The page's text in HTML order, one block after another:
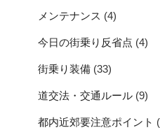
メンテナンス (4)
今日の街乗り反省点 (4)
街乗り装備 (33)
道交法・交通ルール (9)
都内近郊要注意ポイント